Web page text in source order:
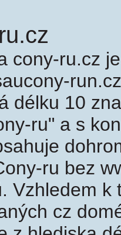
cony-ru.cz
délku 10
ru" a s
ru bez
Vzhledem k
cz